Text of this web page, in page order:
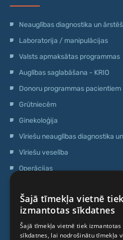
Neauglības diagnostika un
Laboratorija / manipulācijas
Valsts apmaksātas programmas
Auglības saglabāšana - KRIO
Donoru programmas pacientiem
Grūtniecēm
Ginekoloģija
Vīriešu neauglības diagnostika
Vīriešu veselība
Operācijas
Anti-age speciālista konsultācija
Ambulatorais centrs
Cilmes šūnu centrs
Šajā tīmekļa vietnē tiek
izmantotas sīkdatnes
Šajā tīmekļa vietnē tiek izmantotas
sīkdatnes, lai nodrošinātu tīmekļa